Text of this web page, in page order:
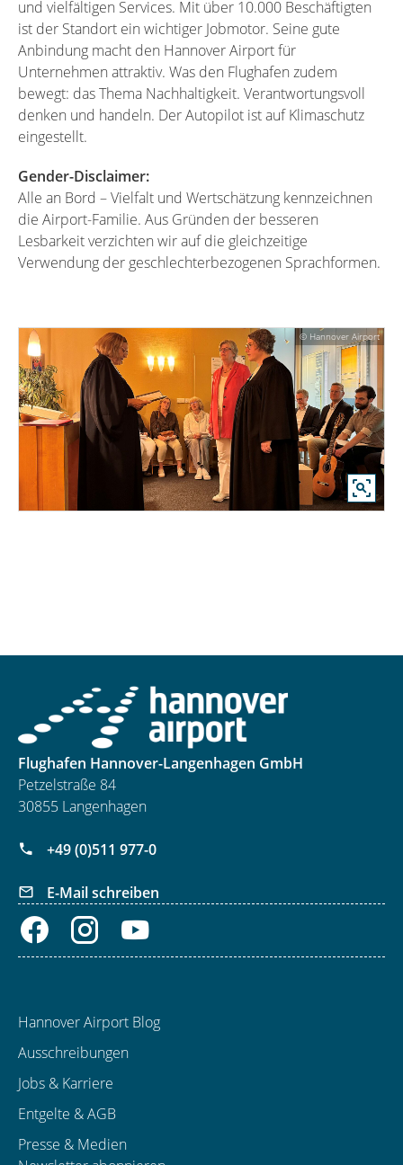
und vielfältigen Services. Mit über 10.000 Beschäftigten
ist der Standort ein wichtiger Jobmotor. Seine gute
Anbindung macht den Hannover Airport für
Unternehmen attraktiv. Was den Flughafen zudem
bewegt: das Thema Nachhaltigkeit. Verantwortungsvoll
denken und handeln. Der Autopilot ist auf Klimaschutz
eingestellt.
Gender-Disclaimer:
Alle an Bord – Vielfalt und Wertschätzung kennzeichnen
die Airport-Familie. Aus Gründen der besseren
Lesbarkeit verzichten wir auf die gleichzeitige
Verwendung der geschlechterbezogenen Sprachformen.
© Hannover Airport
Flughafen Hannover-Langenhagen GmbH
Petzelstraße 84
30855 Langenhagen
+49 (0)511 977-0
E-Mail schreiben
Hannover Airport Blog
Ausschreibungen
Jobs & Karriere
Entgelte & AGB
Presse & Medien